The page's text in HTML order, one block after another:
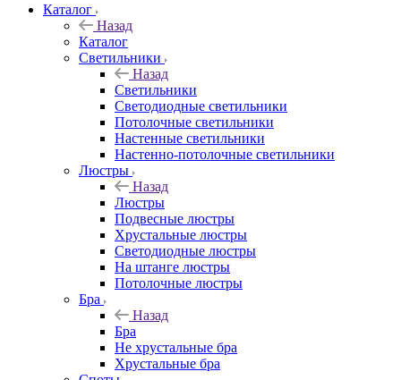
Каталог
Назад
Каталог
Светильники
Назад
Светильники
Светодиодные светильники
Потолочные светильники
Настенные светильники
Настенно-потолочные светильники
Люстры
Назад
Люстры
Подвесные люстры
Хрустальные люстры
Светодиодные люстры
На штанге люстры
Потолочные люстры
Бра
Назад
Бра
Не хрустальные бра
Хрустальные бра